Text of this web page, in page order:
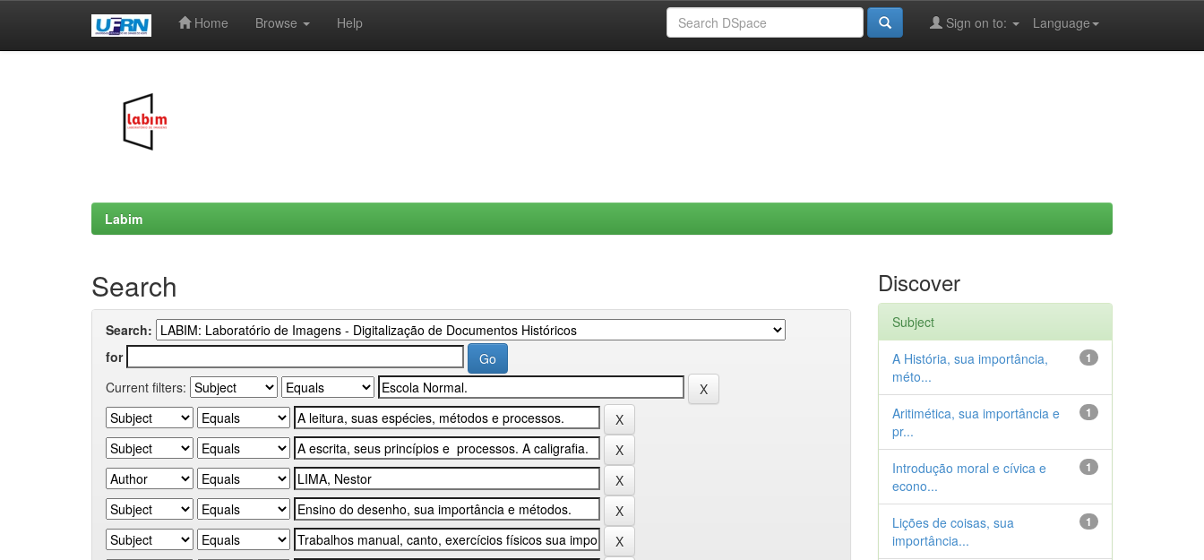
Home Browse Help Language
Sign on to:
Labim
Search
Search:
for
Current filters:
Discover
Subject
1
A História, sua importância,
méto...
1
Aritimética, sua importância e
pr...
1
Introdução moral e cívica e
econo...
1
Lições de coisas, sua
importância...